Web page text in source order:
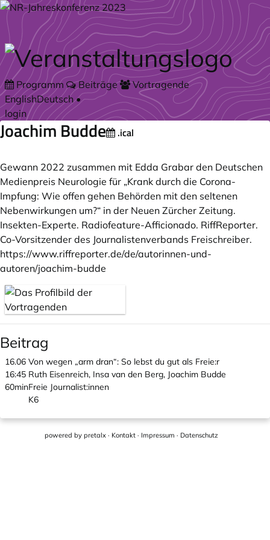
Zum Hauptteil springen
Programm Beiträge
Vortragende
EnglishDeutsch•
login
Joachim Budde .ical
Gewann 2022 zusammen mit Edda Grabar den Deutschen
Medienpreis Neurologie für „Krank durch die Corona-
Impfung: Wie offen gehen Behörden mit den seltenen
Nebenwirkungen um?“ in der Neuen Zürcher Zeitung.
Insekten-Experte. Radiofeature-Afficionado. RiffReporter.
Co-Vorsitzender des Journalistenverbands Freischreiber.
https://www.riffreporter.de/de/autorinnen-und-
autoren/joachim-budde
Beitrag
16.06
16:45
60min
Von wegen „arm dran“: So lebst du gut als Freie:r
Ruth Eisenreich, Insa van den Berg, Joachim Budde
Freie Journalist:innen
K6
powered by pretalx · Kontakt · Impressum · Datenschutz